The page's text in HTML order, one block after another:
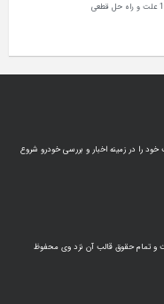
رعایت اصل صداقت و حقیقت گویی از سال 98 فعالیت خود را در زمینه اخبار و بررسی خودرو شروع
صورت گرفته است و تمام حقوق قالب آن نزد وی محفوظ